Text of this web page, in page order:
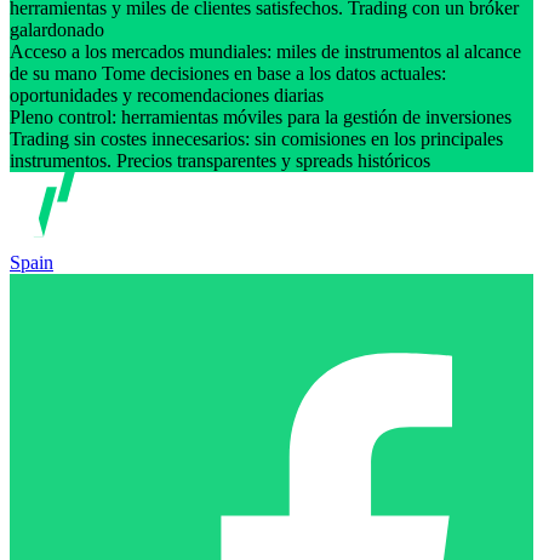
herramientas y miles de clientes satisfechos. Trading con un bróker
galardonado
Acceso a los mercados mundiales: miles de instrumentos al alcance
de su mano Tome decisiones en base a los datos actuales:
oportunidades y recomendaciones diarias
Pleno control: herramientas móviles para la gestión de inversiones
Trading sin costes innecesarios: sin comisiones en los principales
instrumentos. Precios transparentes y spreads históricos
Spain